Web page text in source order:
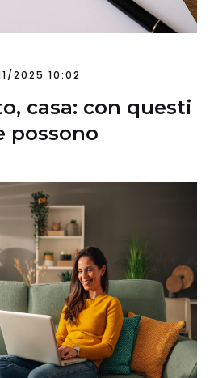
2025 10:02
casa: con questi
possono